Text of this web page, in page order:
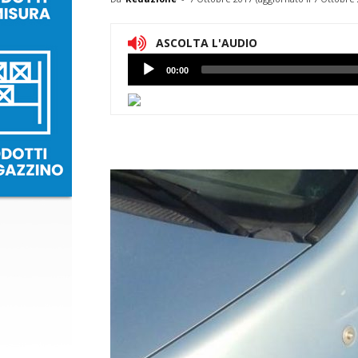
ASCOLTA L'AUDIO
Lettore
Audio
00:00